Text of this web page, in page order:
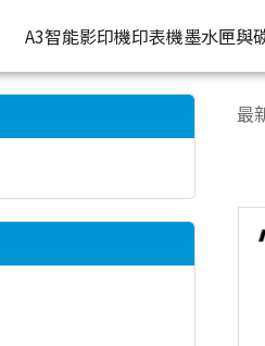
台灣原廠購物網
A3智能影印機印表機
連續噴
雷射印
墨水匣與
墨
最